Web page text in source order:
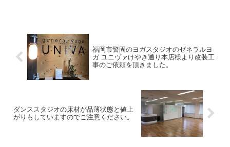
る際の動作が不安定になり、安全面で配
慮が必要です。エクササイズの制限： 立
位のワークやジャンプボードを使用した
際、天井との距離が近すぎると、圧迫感
クターが補助（アジャスト）に入る際、
マシンの高さが適切でないと、腰への負
担が増す原因にもなります。これらを解
決し、**「ミリ単位で自分たちにとって
最高の使い勝手」**を追求したのが今回
の脚カット事例です。施工プロセスのポ
福岡市警固のヨガスタジオのゼネラルヨ
ガ ユニヴァけやき通り本店様より改装工
事のご依頼を頂きました。
ダンススタジオの床材が品薄状態と値上
がりもしていますのでご注意ください。